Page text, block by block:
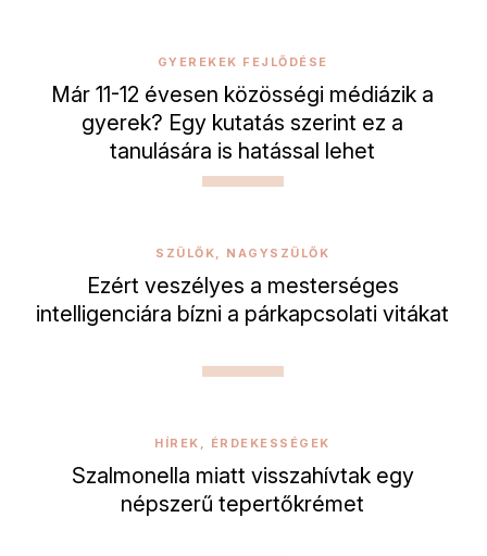
GYEREKEK FEJLŐDÉSE
Már 11-12 évesen közösségi médiázik a
gyerek? Egy kutatás szerint ez a
tanulására is hatással lehet
SZÜLŐK, NAGYSZÜLŐK
Ezért veszélyes a mesterséges
intelligenciára bízni a párkapcsolati vitákat
HÍREK, ÉRDEKESSÉGEK
Szalmonella miatt visszahívtak egy
népszerű tepertőkrémet